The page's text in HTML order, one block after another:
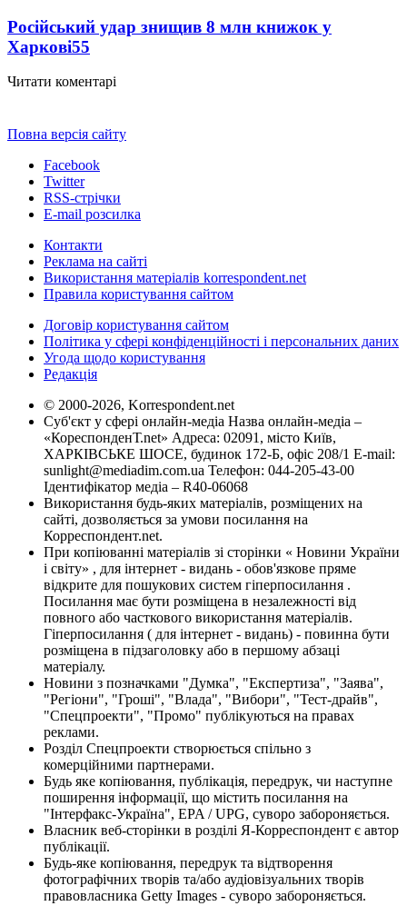
Російський удар знищив 8 млн книжок у
Харкові55
Читати коментарі
Повна версія сайту
Facebook
Twitter
RSS-стрічки
E-mail розсилка
Контакти
Реклама на сайті
Використання матеріалів korrespondent.net
Правила користування сайтом
Договір користування сайтом
Політика у сфері конфіденційності і персональних даних
Угода щодо користування
Редакція
© 2000-2026, Korrespondent.net
Суб'єкт у сфері онлайн-медіа Назва онлайн-медіа –
«КореспонденТ.net» Адреса: 02091, місто Київ,
ХАРКІВСЬКЕ ШОСЕ, будинок 172-Б, офіс 208/1 E-mail:
sunlight@mediadim.com.ua Телефон: 044-205-43-00
Ідентифікатор медіа – R40-06068
Використання будь-яких матеріалів, розміщених на
сайті, дозволяється за умови посилання на
Корреспондент.net.
При копіюванні матеріалів зі сторінки « Новини України
і світу» , для інтернет - видань - обов'язкове пряме
відкрите для пошукових систем гіперпосилання .
Посилання має бути розміщена в незалежності від
повного або часткового використання матеріалів.
Гіперпосилання ( для інтернет - видань) - повинна бути
розміщена в підзаголовку або в першому абзаці
матеріалу.
Новини з позначками "Думка", "Експертиза", "Заява",
"Регіони", "Гроші", "Влада", "Вибори", "Тест-драйв",
"Спецпроекти", "Промо" публікуються на правах
реклами.
Розділ Спецпроекти створюється спільно з
комерційними партнерами.
Будь яке копіювання, публікація, передрук, чи наступне
поширення інформації, що містить посилання на
"Інтерфакс-Україна", EPA / UPG, суворо забороняється.
Власник веб-сторінки в розділі Я-Корреспондент є автор
публікації.
Будь-яке копіювання, передрук та відтворення
фотографічних творів та/або аудіовізуальних творів
правовласника Getty Images - суворо забороняється.